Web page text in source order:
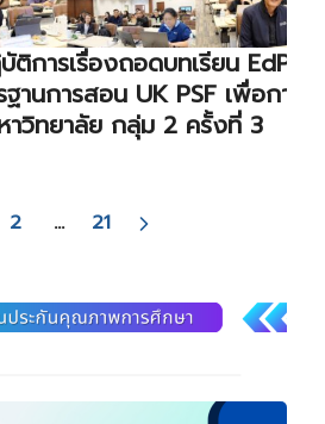
ติการเรื่องถอดบทเรียน EdPEx
านการสอน UK PSF เพื่อการ
าวิทยาลัย กลุ่ม 2 ครั้งที่ 3
2 … 21